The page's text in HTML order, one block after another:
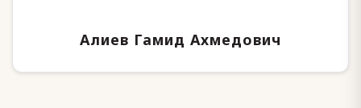
Алиев Гамид Ахмедович